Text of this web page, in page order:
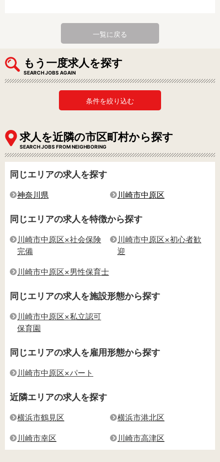
一覧に戻る
もう一度求人を探す
SEARCH JOBS AGAIN
条件を絞り込む
求人を近隣の市区町村から探す
SEARCH JOBS FROM NEIGHBORING
同じエリアの求人を探す
神奈川県 川崎市中原区
同じエリアの求人を特徴から探す
川崎市中原区×社会保険
完備
川崎市中原区×初心者歓
迎
川崎市中原区×男性保育士
同じエリアの求人を施設形態から探す
川崎市中原区×私立認可
保育園
同じエリアの求人を雇用形態から探す
川崎市中原区×パート
近隣エリアの求人を探す
横浜市鶴見区 横浜市港北区
川崎市幸区 川崎市高津区